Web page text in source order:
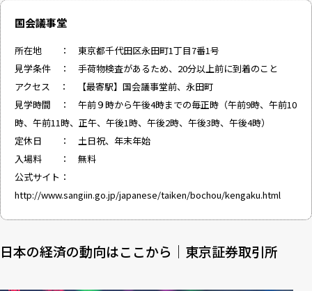
国会議事堂
所在地 ： 東京都千代田区永田町1丁目7番1号
見学条件 ： 手荷物検査があるため、20分以上前に到着のこと
アクセス ： 【最寄駅】国会議事堂前、永田町
見学時間 ： 午前９時から午後4時までの毎正時（午前9時、午前10
時、午前11時、正午、午後1時、午後2時、午後3時、午後4時）
定休日 ： 土日祝、年末年始
入場料 ： 無料
公式サイト：
http://www.sangiin.go.jp/japanese/taiken/bochou/kengaku.html
日本の経済の動向はここから｜東京証券取引所